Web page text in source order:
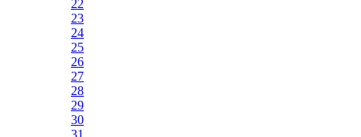
22
23
24
25
26
27
28
29
30
31